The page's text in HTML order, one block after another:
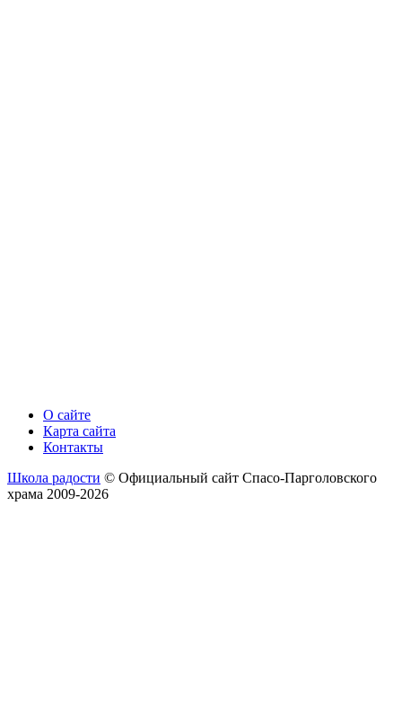
О сайте
Карта сайта
Контакты
Школа радости © Официальный сайт Спасо-Парголовского
храма 2009-2026